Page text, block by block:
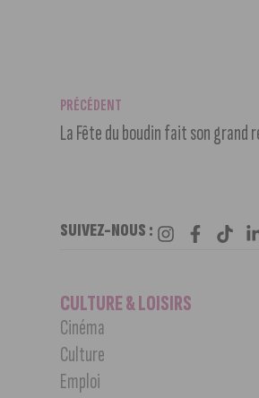
PRÉCÉDENT
La Fête du boudin fait son grand
SUIVEZ-NOUS :
CULTURE & LOISIRS
Cinéma
Culture
Emploi